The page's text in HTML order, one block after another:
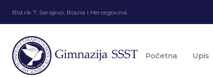
Bistrik 7, Sarajevo, Bosna i Hercegovina
Početna Upis